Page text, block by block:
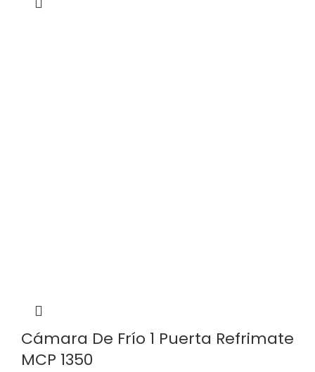
Cámara De Frío 1 Puerta Refrimate
MCP 1350